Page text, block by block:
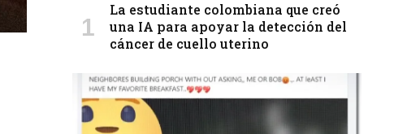
La estudiante colombiana que creó
una IA para apoyar la detección del
cáncer de cuello uterino